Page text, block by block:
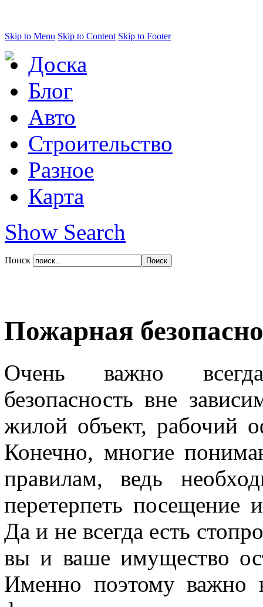
Skip to Menu Skip to Content Skip to Footer
Доска
Блог
Авто
Строительство
Разное
Карта
Show Search
Поиск
Пожарная
Очень важно
безопасность вне
жилой объект, рабочий
Конечно, многие
правилам, ведь
перетерпеть посещение
Да и не всегда есть
вы и ваше имущество
Именно поэтому важно